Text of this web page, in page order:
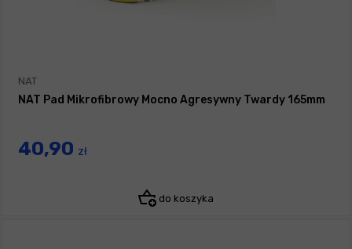
NAT
NAT Pad Mikrofibrowy Mocno Agresywny Twardy 165mm
40,90 zł
do koszyka